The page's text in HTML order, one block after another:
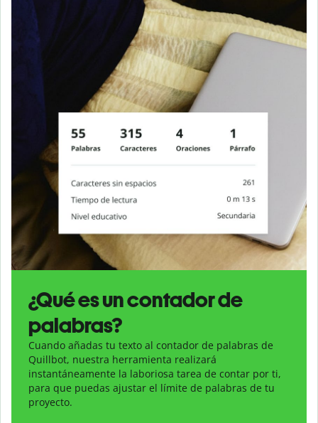
¿Qué es un contador de
palabras?
Cuando añadas tu texto al contador de palabras de
Quillbot, nuestra herramienta realizará
instantáneamente la laboriosa tarea de contar por ti,
para que puedas ajustar el límite de palabras de tu
proyecto.